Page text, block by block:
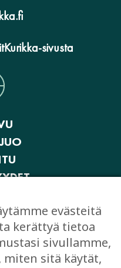
sivusta
evästeitä
kerättyä tietoa
sivullamme,
miten sitä käytät,